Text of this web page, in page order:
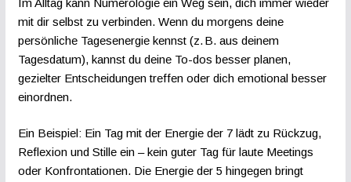
mit dir selbst zu verbinden. Wenn du morgens deine
persönliche Tagesenergie kennst (z. B. aus deinem
Tagesdatum), kannst du deine To-dos besser planen,
gezielter Entscheidungen treffen oder dich emotional besser
einordnen.
Ein Beispiel: Ein Tag mit der Energie der 7 lädt zu Rückzug,
Reflexion und Stille ein – kein guter Tag für laute Meetings
oder Konfrontationen. Die Energie der 5 hingegen bringt